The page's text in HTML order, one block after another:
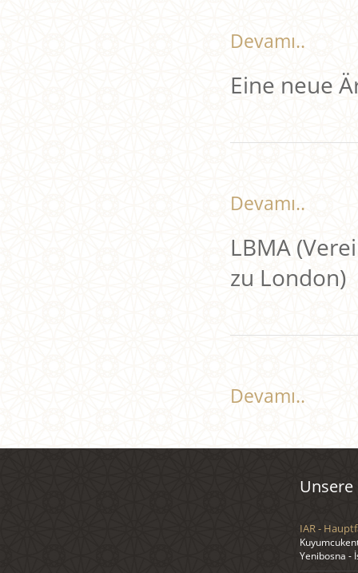
Devamı..
Eine neue
Devamı..
LBMA
zu London)
Devamı..
IAR -
Yenibosna -